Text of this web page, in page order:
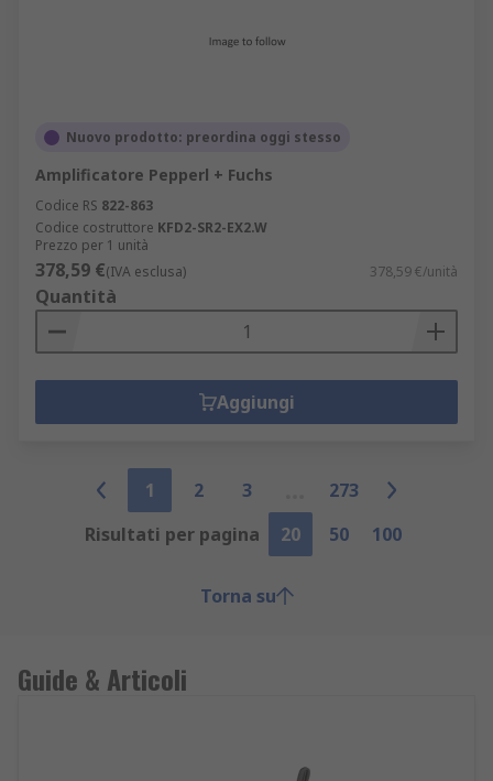
Nuovo prodotto: preordina oggi stesso
Amplificatore Pepperl + Fuchs
Codice RS 822-863
Codice costruttore KFD2-SR2-EX2.W
Prezzo per 1 unità
378,59 €(IVA esclusa) 378,59 €/unità
Quantità
Aggiungi
1 2 3
273
Risultati per pagina
20 50 100
Torna su
Guide & Articoli